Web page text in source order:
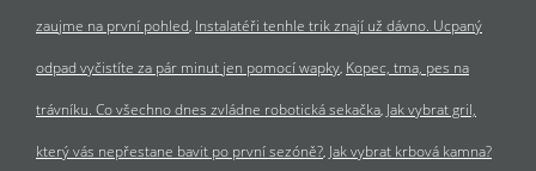
zaujme na první pohled Instalatéři tenhle trik znají už dávno. Ucpaný
odpad vyčistíte za pár minut jen pomocí wapky Kopec, tma, pes na
trávníku. Co všechno dnes zvládne robotická sekačka Jak vybrat gril,
který vás nepřestane bavit po první sezóně? Jak vybrat krbová kamna?